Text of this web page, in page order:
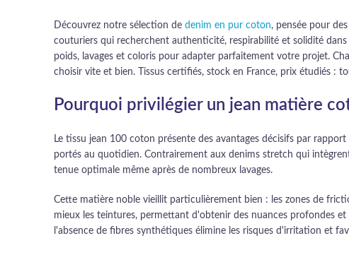
Découvrez notre sélection de denim en pur coton, pensée pour
couturiers qui recherchent authenticité, respirabilité et solidité
poids, lavages et coloris pour adapter parfaitement votre projet.
choisir vite et bien. Tissus certifiés, stock en France, prix étudiés :
Pourquoi privilégier un jean matière
Le tissu jean 100 coton présente des avantages décisifs par
portés au quotidien. Contrairement aux denims stretch qui
tenue optimale même après de nombreux lavages.
Cette matière noble vieillit particulièrement bien : les zones de
mieux les teintures, permettant d'obtenir des nuances profondes
l'absence de fibres synthétiques élimine les risques d'irritation et